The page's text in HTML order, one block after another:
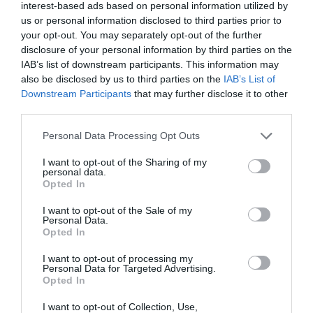
interest-based ads based on personal information utilized by
us or personal information disclosed to third parties prior to
your opt-out. You may separately opt-out of the further
disclosure of your personal information by third parties on the
IAB’s list of downstream participants. This information may
also be disclosed by us to third parties on the IAB’s List of
Downstream Participants that may further disclose it to other
Personal Data Processing Opt Outs
I want to opt-out of the Sharing of my
personal data.
Opted In
I want to opt-out of the Sale of my
Personal Data.
Opted In
I want to opt-out of processing my
Personal Data for Targeted Advertising.
Opted In
I want to opt-out of Collection, Use,
Το2022, λίγους μήνες μετά τα συνεργατικά
μετάλλια, ένα λιτό μήνυμα από τον τότε
προπονητή της την άφησε χωρίς ομάδα και
χωρίς προειδοποίηση. «Η συνεργασία μας
τελειώνει εδώ» – κι έπειτα δημόσια ανακοίνωση
ότι το γκρουπ συνεχίζει χωρίς εκείνη. «
Ήμουν
38. Η μεγαλύτερη ήττα ήταν αυτή, κάποιος να
με εκθέσει έτσι χωρίς να μου το πει προσωπικά,
Μετά από έναν μήνα βαθιάς θλίψης, ένα
για συμμετοχή σεcampστηνΑυστραλίαέγινε
το εισιτήριο για την επόμενη πίστα. Τα
Χριστούγεννα τα πέρασε μόνη, δουλεύοντας